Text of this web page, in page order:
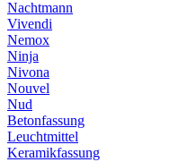
Nachtmann
Vivendi
Nemox
Ninja
Nivona
Nouvel
Nud
Betonfassung
Leuchtmittel
Keramikfassung